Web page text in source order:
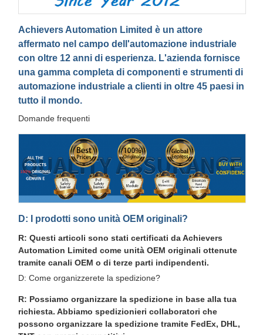
Achievers Automation Limited è un attore
affermato nel campo dell'automazione industriale
con oltre 12 anni di esperienza. L'azienda fornisce
una gamma completa di componenti e strumenti di
automazione industriale a clienti in oltre 45 paesi in
tutto il mondo.
Domande frequenti
D: I prodotti sono unità OEM originali?
R: Questi articoli sono stati certificati da Achievers
Automation Limited come unità OEM originali ottenute
tramite canali OEM o di terze parti indipendenti.
D: Come organizzerete la spedizione?
R: Possiamo organizzare la spedizione in base alla tua
richiesta. Abbiamo spedizionieri collaboratori che
possono organizzare la spedizione tramite FedEx, DHL,